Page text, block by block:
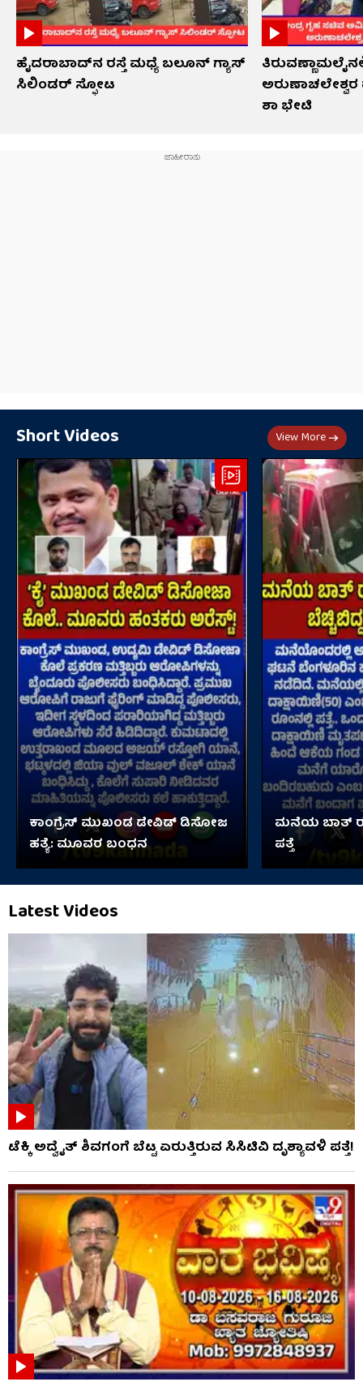
ಹೈದರಾಬಾದ್​ನ ರಸ್ತೆ ಮಧ್ಯೆ ಬಲೂನ್ ಗ್ಯಾಸ್
ಸಿಲಿಂಡರ್ ಸ್ಫೋಟ
ಶಾ ಭೇಟಿ
Short Videos View More
ಕಾಂಗ್ರೆಸ್ ಮುಖಂಡ ಡೇವಿಡ್ ಡಿಸೋಜ
ಹತ್ಯೆ: ಮೂವರ ಬಂಧನ
ಮನೆಯ ಬಾತ್
ಪತ್ತೆ
Latest Videos
ಟೆಕ್ಕಿ ಅದ್ವೈತ್ ಶಿವಗಂಗೆ ಬೆಟ್ಟ ಏರುತ್ತಿರುವ ಸಿಸಿಟಿವಿ ದೃಶ್ಯಾವಳಿ ಪತ್ತೆ!